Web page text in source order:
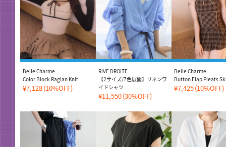
Belle Charme
Color Block Raglan Knit
¥7,128(10%OFF)
RIVE DROITE
【2サイズ/7色展開】リネンワ
イドシャツ
¥11,550(30%OFF)
Belle Charme
Button Flap Pleats
¥7,425(10%OFF)